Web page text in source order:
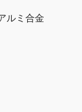
ルミ合金